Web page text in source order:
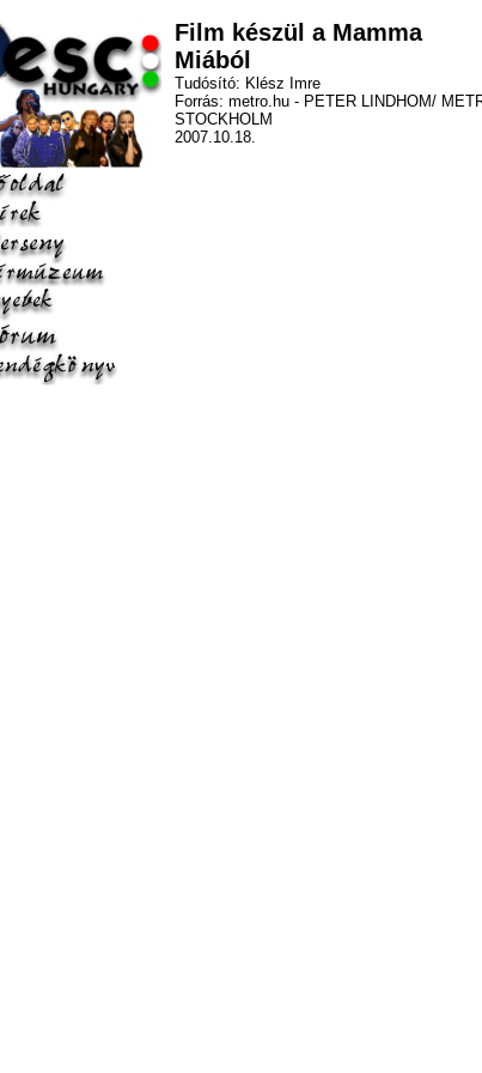
Film készül a Mamma
Miából
Tudósító: Klész Imre
Forrás: metro.hu - PETER LINDHOM/
STOCKHOLM
2007.10.18.